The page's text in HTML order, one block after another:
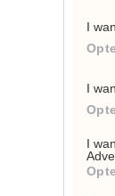
I
I
I